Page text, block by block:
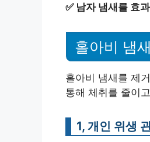
✅ 남자 냄새를 효
홀아비 냄
홀아비 냄새를 제
통해 체취를 줄이
1, 개인 위생